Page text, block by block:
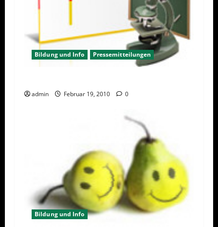
Bildung und Info Pressemitteilungen
admin Februar 19, 2010 0
Bildung und Info